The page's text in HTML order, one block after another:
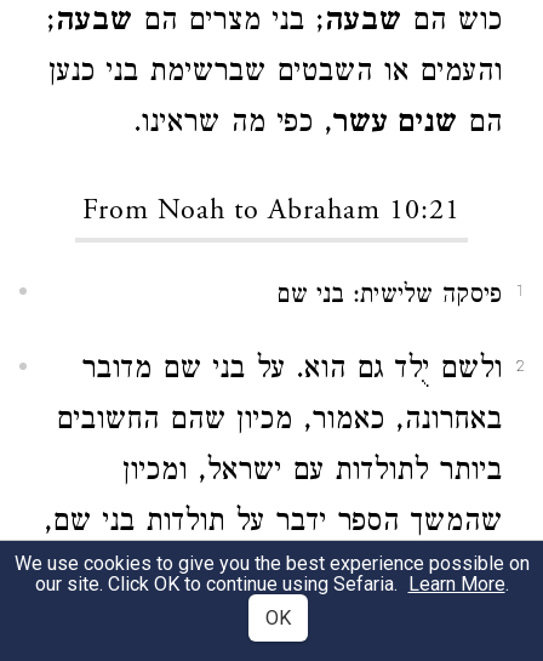
כוש הם שבעה; בני מצרים הם שבעה;
והעמים או השבטים שברשימת בני כנען
הם שנים עשר, כפי מה שראינו.
From Noah to Abraham 10:21
1 פיסקה שלישית: בני שם
2
ולשם יֻלד גם הוא. על בני שם מדובר
באחרונה, כאמור, מכיון שהם החשובים
ביותר לתולדות עם ישראל, ומכיון
שהמשך הספר ידבר על תולדות בני שם,
ואחר כך כל התורה תדבר על בני
ישראל, שהם מבני בניו של שם. על
We use cookies to give you the best experience possible on
our site. Click OK to continue using Sefaria. Learn More.
OK